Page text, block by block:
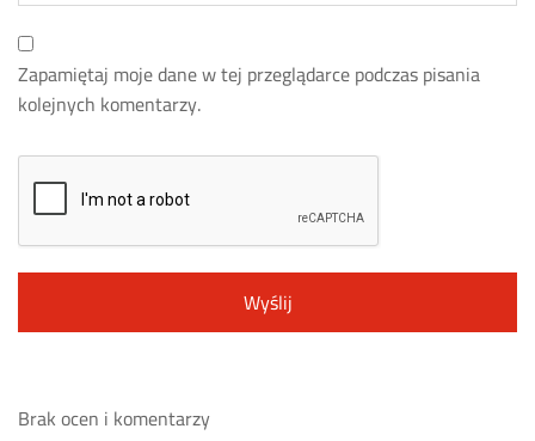
Zapamiętaj moje dane w tej przeglądarce podczas pisania
kolejnych komentarzy.
Brak ocen i komentarzy